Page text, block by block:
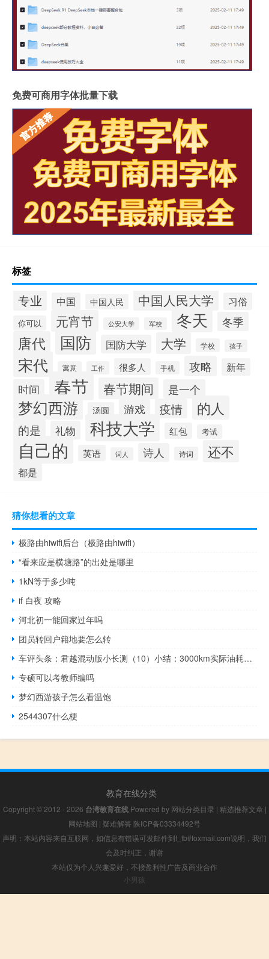
免费可商用字体批量下载
标签
专业 中国 中国人民 中国人民大学 习俗
你可以 元宵节 公安大学 军校 冬天 冬季
唐代 国防 国防大学 大学 学校 孩子
宋代 寓意 工作 很多人 手机 攻略 新年
时间 春节 春节期间 是一个
梦幻西游 汤圆 游戏 疫情 的人
的是 礼物 科技大学 红包 考试
自己的 英语 词人 诗人 诗词 还不
都是
猜你想看的文章
极路由hiwifi后台（极路由hiwifi）
“看来应是横塘路”的出处是哪里
1kN等于多少吨
if 白夜 攻略
河北初一能回家过年吗
团员转回户籍地要怎么转
车评头条：君越混动版小长测（10）小结：3000km实际油耗汇总
专硕可以考教师编吗
梦幻西游孩子怎么看温饱
2544307什么梗
教育在线分类
Copyright © 2012 - 2026 台湾教育在线Powered by 网站分类目录 | 精选推荐文章 |
网站地图 | 疑难解答 陕ICP备03334492号
声明：本站内容来自互联网，如信息有错误可发邮件到f_fb#foxmail.com说明，我们
会及时纠正，谢谢
本站仅为个人兴趣爱好，不接盈利性广告及商业合作
小男孩